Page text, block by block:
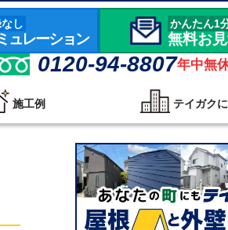
し
ュレーション
かんたん1
無料お
0120-94-8807年中無
施工例 テイガク